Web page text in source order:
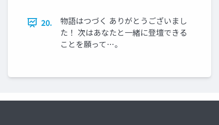
20.
物語はつづく ありがとうございまし
た！ 次はあなたと一緒に登壇できる
ことを願って…。